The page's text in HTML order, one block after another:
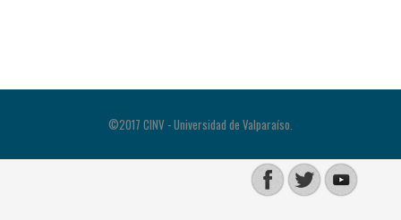
©2017 CINV - Universidad de Valparaíso.